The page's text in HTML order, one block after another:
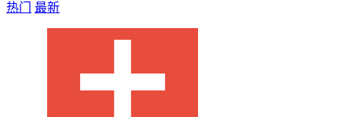
热门 最新